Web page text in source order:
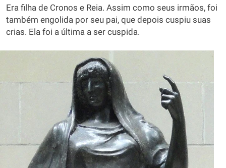
Era filha de Cronos e Reia. Assim como seus irmãos, foi
também engolida por seu pai, que depois cuspiu suas
crias. Ela foi a última a ser cuspida.